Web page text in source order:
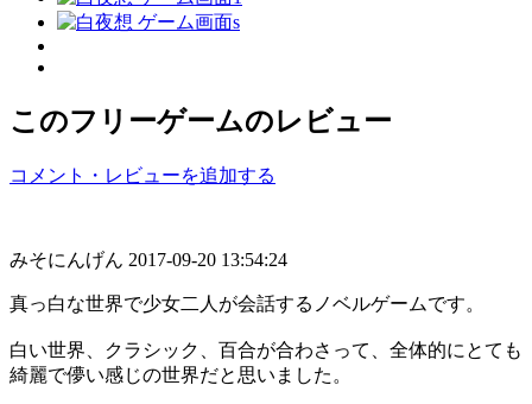
このフリーゲームのレビュー
コメント・レビューを追加する
みそにんげん 2017-09-20 13:54:24
真っ白な世界で少女二人が会話するノベルゲームです。
白い世界、クラシック、百合が合わさって、全体的にとても
綺麗で儚い感じの世界だと思いました。